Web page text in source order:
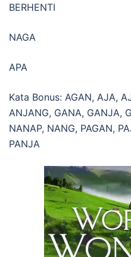
BERHENTI
NAGA
APA
Kata Bonus: AGAN, AJA,
ANJANG, GANA, GANJA,
NANAP, NANG, PAGAN,
PANJA